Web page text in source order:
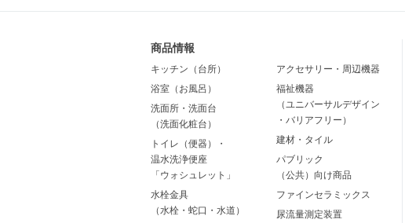
商品情報
キッチン（台所）
浴室（お風呂）
洗面所・洗面台
（洗面化粧台）
トイレ（便器）・
温水洗浄便座
「ウォシュレット」
水栓金具
（水栓・蛇口・水道）
アクセサリー・周辺機器
福祉機器
（ユニバーサルデザイン
・バリアフリー）
建材・タイル
パブリック
（公共）向け商品
ファインセラミックス
尿流量測定装置